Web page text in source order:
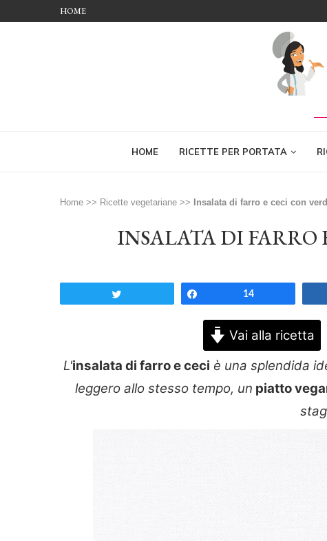
HOME
HOME RICETTE PER PORTATA
Home >> Ricette vegetariane >> Insalata di farro e ceci con
INSALATA DI FARRO
14
Vai alla ricetta
L'insalata di farro e ceci è una splendida
leggero allo stesso tempo, un piatto